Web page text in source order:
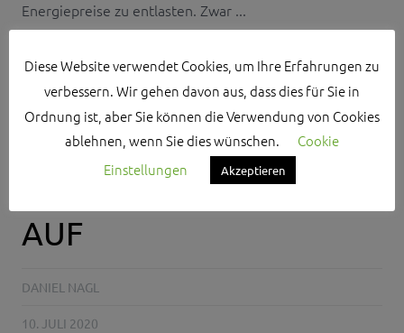
Energiepreise zu entlasten. Zwar ...
MEIN HOLZ(ANTRAG)?
REGIERUNG NAHM
BAUERS ANREGUNGEN
AUF
DANIEL NAGL
10. JULI 2020
Diese Website verwendet Cookies, um Ihre Erfahrungen zu
verbessern. Wir gehen davon aus, dass dies für Sie in
Ordnung ist, aber Sie können die Verwendung von Cookies
ablehnen, wenn Sie dies wünschen.
Cookie
Einstellungen
Akzeptieren